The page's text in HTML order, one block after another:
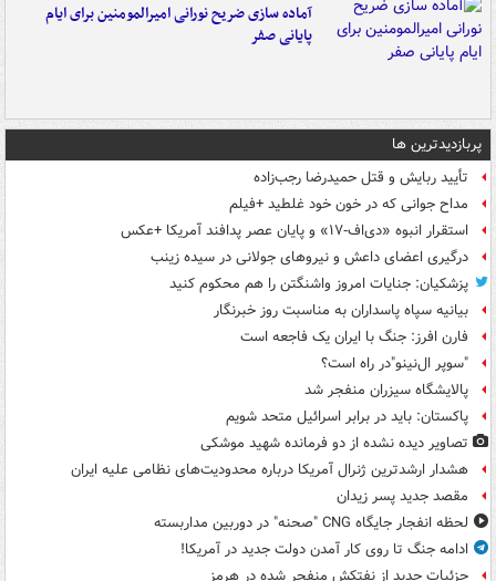
آماده سازی ضریح نورانی امیرالمومنین برای ایام
پایانی صفر
پربازدیدترین ها
تأیید ربایش و قتل حمیدرضا رجب‌زاده
مداح جوانی که در خون خود غلطید +فیلم
استقرار انبوه «دی‌اف‑۱۷» و پایان عصر پدافند آمریکا +عکس
درگیری اعضای داعش و نیروهای جولانی در سیده زینب
پزشکیان: جنایات امروز واشنگتن را هم محکوم کنید
بیانیه سپاه پاسداران به مناسبت روز خبرنگار
فارن افرز: جنگ با ایران یک فاجعه است
"سوپر ال‌نینو"در راه است؟
پالایشگاه سیزران منفجر شد
پاکستان: باید در برابر اسرائیل متحد شویم
تصاویر دیده‌ نشده از دو فرمانده شهید موشکی
هشدار ارشدترین ژنرال آمریکا درباره محدودیت‌های نظامی علیه ایران
مقصد جدید پسر زیدان
لحظه انفجار جایگاه CNG "صحنه" در دوربین مداربسته
ادامه جنگ تا روی کار آمدن دولت جدید در آمریکا!
جزئیات جدید از نفتکش منفجر شده در هرمز